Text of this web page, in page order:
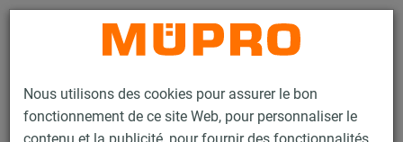
Nous utilisons des cookies pour assurer le bon
fonctionnement de ce site Web, pour personnaliser le
Contact